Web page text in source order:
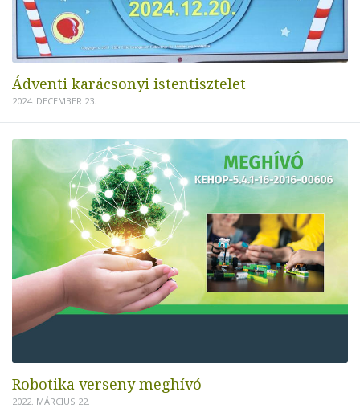
Ádventi karácsonyi istentisztelet
2024. DECEMBER 23.
Robotika verseny meghívó
2022. MÁRCIUS 22.